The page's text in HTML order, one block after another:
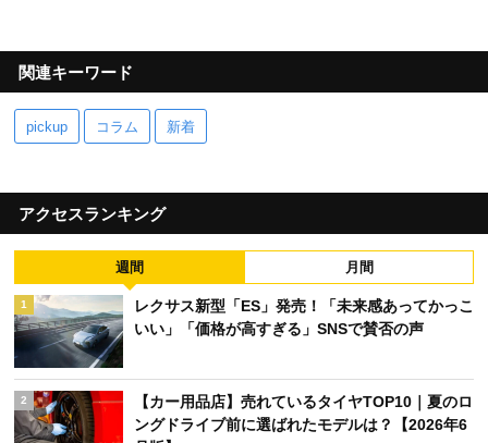
関連キーワード
pickup コラム 新着
アクセスランキング
週間 月間
1
レクサス新型「ES」発売！「未来感あってかっこ
いい」「価格が高すぎる」SNSで賛否の声
2
【カー用品店】売れているタイヤTOP10｜夏のロ
ングドライブ前に選ばれたモデルは？【2026年6